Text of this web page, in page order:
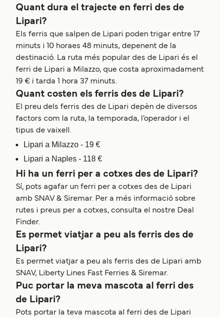
Quant dura el trajecte en ferri des de
Lipari?
Els ferris que salpen de Lipari poden trigar entre 17
minuts i 10 horaes 48 minuts, depenent de la
destinació. La ruta més popular des de Lipari és el
ferri de Lipari a Milazzo, que costa aproximadament
19 € i tarda 1 hora 37 minuts.
Quant costen els ferris des de Lipari?
El preu dels ferris des de Lipari depèn de diversos
factors com la ruta, la temporada, l’operador i el
tipus de vaixell.
Lipari a Milazzo - 19 €
Lipari a Naples - 118 €
Hi ha un ferri per a cotxes des de Lipari?
Sí, pots agafar un ferri per a cotxes des de Lipari
amb SNAV & Siremar. Per a més informació sobre
rutes i preus per a cotxes, consulta el nostre Deal
Finder.
Es permet viatjar a peu als ferris des de
Lipari?
Es permet viatjar a peu als ferris des de Lipari amb
SNAV, Liberty Lines Fast Ferries & Siremar.
Puc portar la meva mascota al ferri des
de Lipari?
Pots portar la teva mascota al ferri des de Lipari